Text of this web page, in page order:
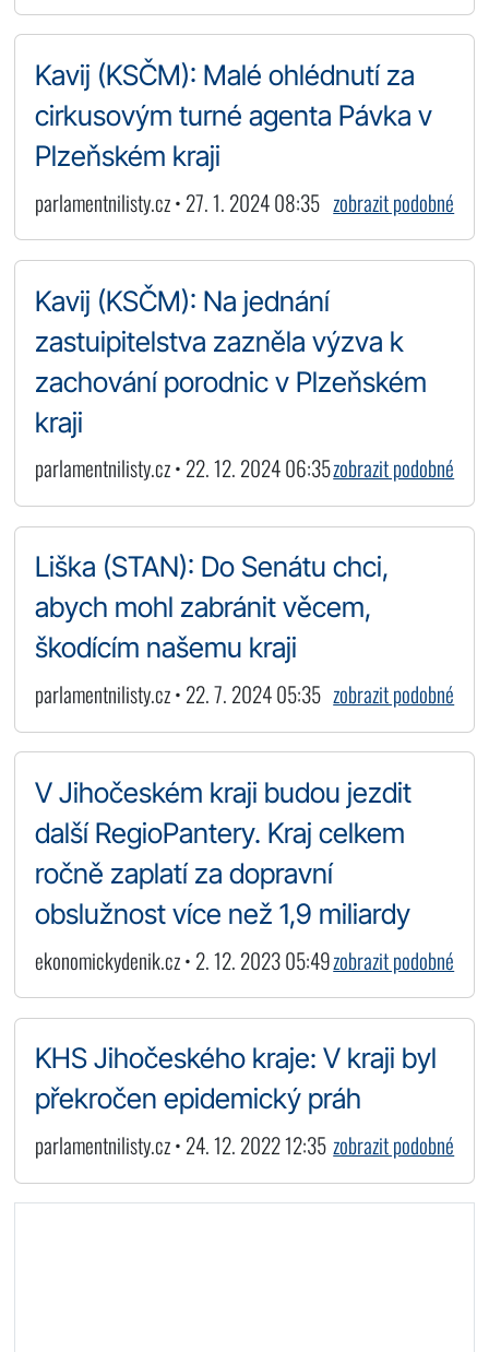
Kavij (KSČM): Malé ohlédnutí za
cirkusovým turné agenta Pávka v
Plzeňském kraji
parlamentnilisty.cz • 27. 1. 2024 08:35 zobrazit podobné
Kavij (KSČM): Na jednání
zastuipitelstva zazněla výzva k
zachování porodnic v Plzeňském
kraji
parlamentnilisty.cz • 22. 12. 2024 06:35zobrazit podobné
Liška (STAN): Do Senátu chci,
abych mohl zabránit věcem,
škodícím našemu kraji
parlamentnilisty.cz • 22. 7. 2024 05:35 zobrazit podobné
V Jihočeském kraji budou jezdit
další RegioPantery. Kraj celkem
ročně zaplatí za dopravní
obslužnost více než 1,9 miliardy
ekonomickydenik.cz • 2. 12. 2023 05:49zobrazit podobné
KHS Jihočeského kraje: V kraji byl
překročen epidemický práh
parlamentnilisty.cz • 24. 12. 2022 12:35 zobrazit podobné